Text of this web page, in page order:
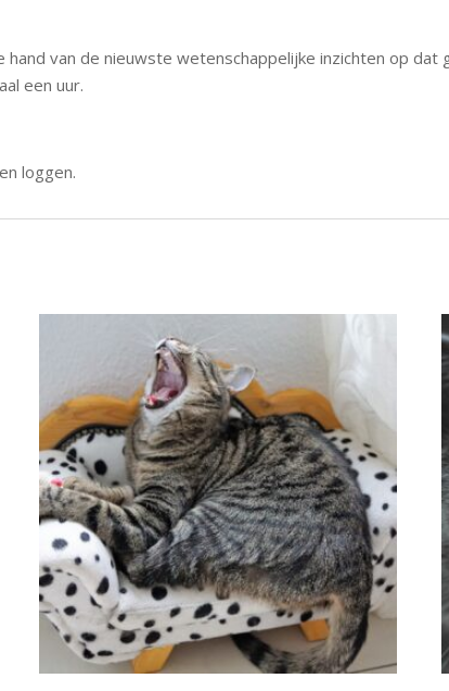
van de nieuwste wetenschappelijke inzichten op dat
een uur.
loggen.